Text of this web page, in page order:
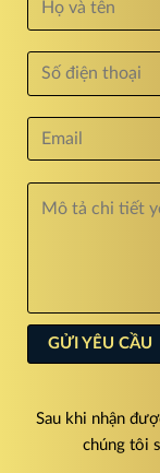
Sau khi nhận
chúng tôi